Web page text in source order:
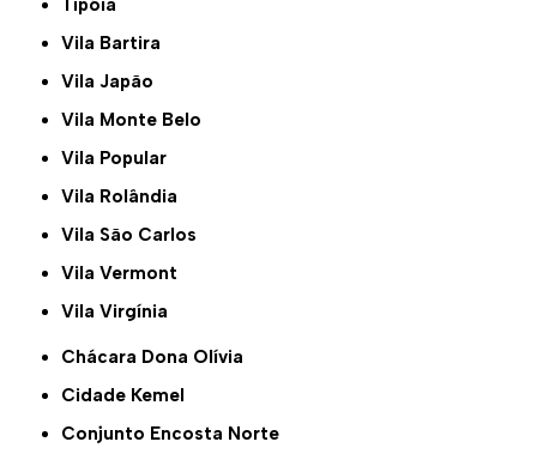
Tipóia
Vila Bartira
Vila Japão
Vila Monte Belo
Vila Popular
Vila Rolândia
Vila São Carlos
Vila Vermont
Vila Virgínia
Chácara Dona Olívia
Cidade Kemel
Conjunto Encosta Norte